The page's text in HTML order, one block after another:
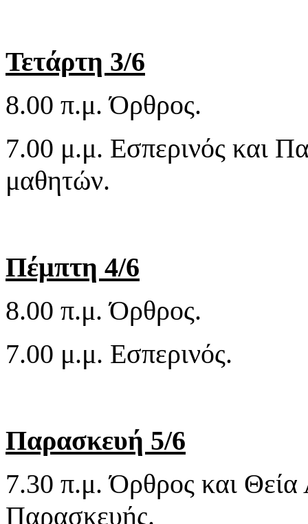
Τετάρτη 3/6
8.00 π.μ. Όρθρος.
7.00 μ.μ. Εσπερινός και
μαθητών.
Πέμπτη 4/6
8.00 π.μ. Όρθρος.
7.00 μ.μ. Εσπερινός.
Παρασκευή 5/6
7.30 π.μ. Όρθρος και Θεία
Παρασκευής.